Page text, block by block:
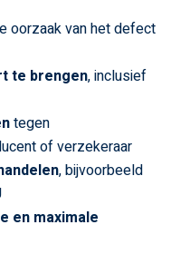
oorzaak van het defect
te brengen, inclusief
tegen
of verzekeraar
, bijvoorbeeld
en maximale